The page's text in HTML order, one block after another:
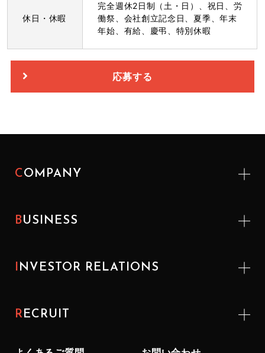
休日・休暇
完全週休2日制（土・日）、祝日、労
働祭、会社創立記念日、夏季、年末
年始、有給、慶弔、特別休暇
応募する
COMPANY
BUSINESS
INVESTOR RELATIONS
RECRUIT